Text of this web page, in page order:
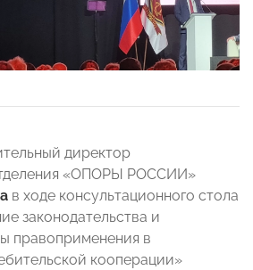
директор
«ОПОРЫ РОССИИ»
в ходе консультационного стола
законодательства и
правоприменения в
кооперации»